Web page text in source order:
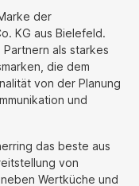
der
KG aus Bielefeld.
als starkes
die dem
von der Planung
und
das beste aus
von
Wertküche und